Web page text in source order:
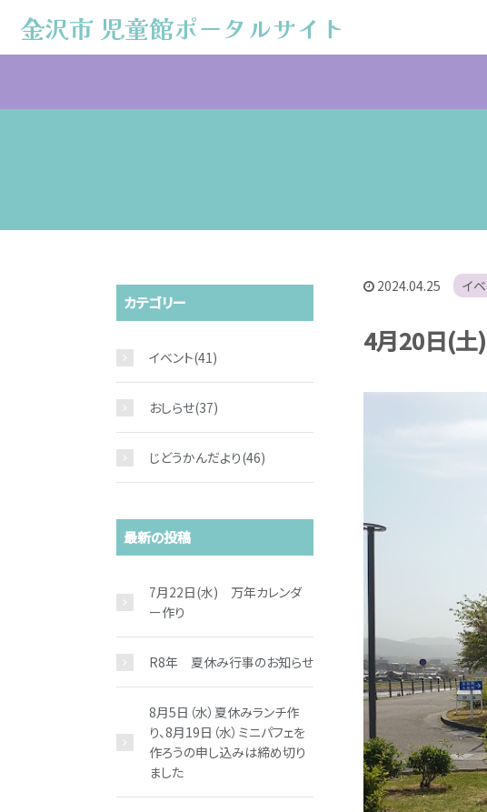
金沢市 児童館ポータルサイト
金沢市 児童館ポータルサイト
2024.04.25 イ
4月20日(
カテゴリー
イベント(41)
おしらせ(37)
じどうかんだより(46)
最新の投稿
7月22日(水) 万年カレンダ
ー作り
R8年 夏休み行事のお知らせ
8月5日（水）夏休みランチ作
り、8月19日（水）ミニパフェを
作ろうの申し込みは締め切り
ました